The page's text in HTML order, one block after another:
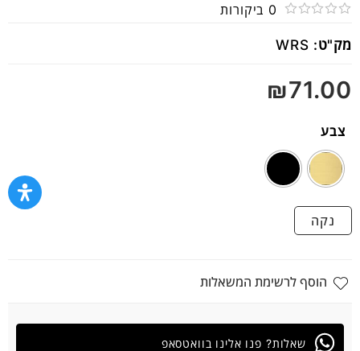
0
5
0 ביקורות
מק"ט: WRS
₪71.00
צבע
נקה
הוסף לרשימת המשאלות
שאלות? פנו אלינו בוואטסאפ